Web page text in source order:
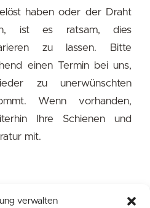
verwalten
haben oder der Draht
ist es ratsam, dies
zu lassen. Bitte
einen Termin bei uns,
zu unerwünschten
Wenn vorhanden,
Ihre Schienen und
mit.